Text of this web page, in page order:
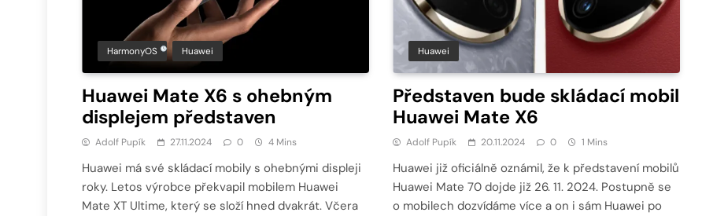
HarmonyOS Huawei
Huawei Mate X6 s ohebným
displejem představen
Adolf Pupík 27.11.2024 0 4 Mins
Huawei má své skládací mobily s ohebnými displeji
roky. Letos výrobce překvapil mobilem Huawei
Mate XT Ultime, který se složí hned dvakrát. Včera
Huawei
Představen bude skládací mobil
Huawei Mate X6
Adolf Pupík 20.11.2024 0 1 Mins
Huawei již oficiálně oznámil, že k představení mobilů
Huawei Mate 70 dojde již 26. 11. 2024. Postupně se
o mobilech dozvídáme více a on i sám Huawei po